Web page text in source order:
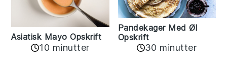
Asiatisk Mayo Opskrift
10 minutter
Pandekager Med Øl
Opskrift
30 minutter